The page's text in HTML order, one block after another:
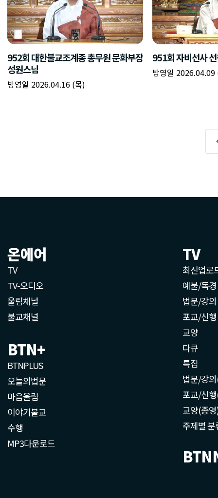
온에어
TV
TV-오디오
울림채널
불교채널
BTN+
BTNPLUS
오늘의법문
마음울림
이야기불교
수행
MP3다운로드
TV
최신업로
예불/독경
법문/강의
포교/신행
교양
다큐
특집
법문/강
포교/신
교양(종
주제별 분